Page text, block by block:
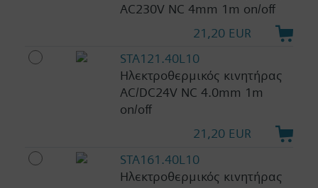
AC230V NC 4mm 1m on/off
21,20 EUR
STA121.40L10
Ηλεκτροθερμικός κινητήρας
AC/DC24V NC 4.0mm 1m
on/off
21,20 EUR
STA161.40L10
Ηλεκτροθερμικός κινητήρας